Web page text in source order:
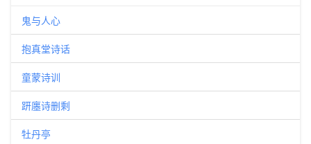
鬼与人心
抱真堂诗话
童蒙诗训
趼廛诗删剩
牡丹亭